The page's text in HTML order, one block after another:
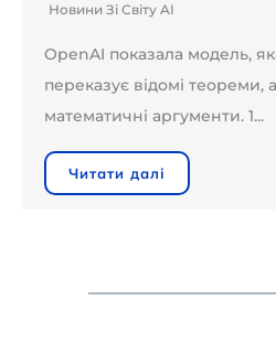
Новини Зі Світу AI
OpenAI показала модель,
переказує відомі теореми,
математичні аргументи. 1...
Читати далі